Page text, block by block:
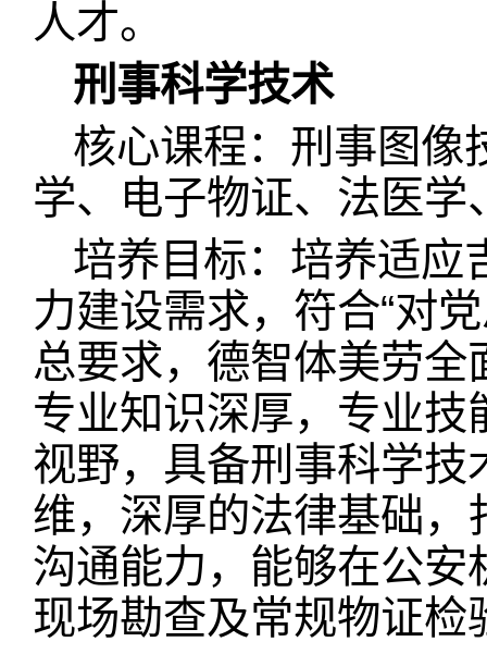
人才。
刑事科学技术
核心课程：刑事图像
学、电子物证、法医学
培养目标：培养适应
力建设需求，符合“对
总要求，德智体美劳
专业知识深厚，专业
视野，具备刑事科学
维，深厚的法律基础
沟通能力，能够在公
现场勘查及常规物证